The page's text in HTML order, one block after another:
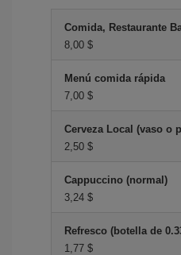
Comida, Restaurante
8,00 $
Menú comida rápida
7,00 $
Cerveza Local (vaso o
2,50 $
Cappuccino (normal)
3,24 $
Refresco (botella de
1,77 $